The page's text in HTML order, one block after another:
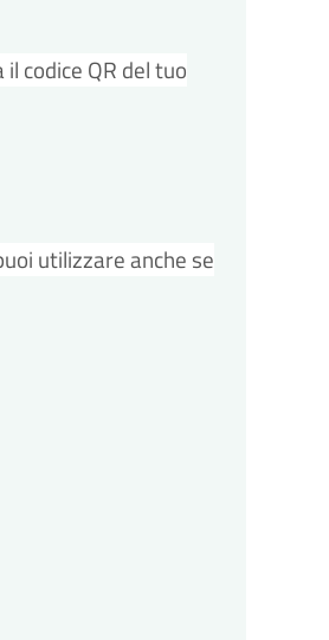
codice QR del tuo
utilizzare anche se